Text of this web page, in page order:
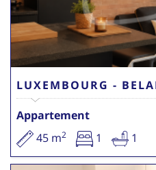
LUXEMBOURG -
Appartement
45 m2 1 1